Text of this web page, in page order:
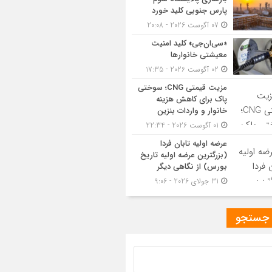
پارس جنوبی کلید خورد
«سی‌ان‌جی» کلید امنیت
معیشتی خانوارها
مزیت قیمتی CNG؛ سوختی
پاک برای کاهش هزینه
خانوار و واردات بنزین
عرضه اولیه تابان فردا
(بزرگترین عرضه اولیه تاریخ
بورس) از نگاهی دیگر
جستجو